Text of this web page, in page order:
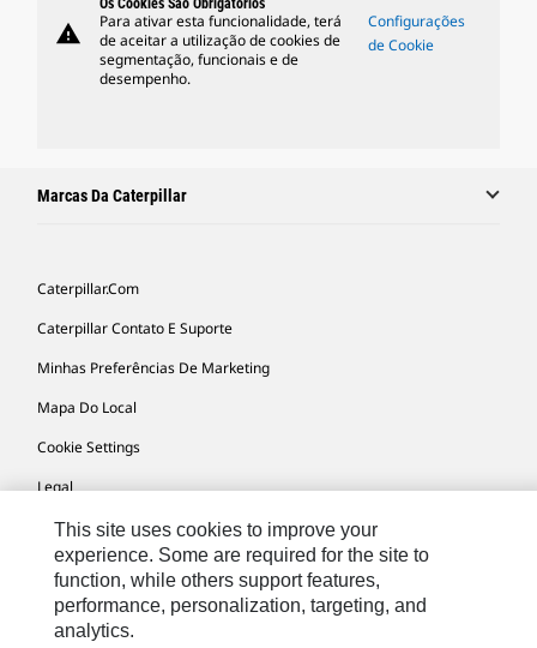
warning
Os Cookies São Obrigatórios
Para ativar esta funcionalidade, terá
de aceitar a utilização de cookies de
segmentação, funcionais e de
desempenho.
Configurações
de Cookie
Marcas Da Caterpillar
Caterpillar.com
Caterpillar Contato E Suporte
Minhas Preferências De Marketing
Mapa Do Local
Cookie Settings
Legal
Privacidade
South America -
Portuguese
© 2026 Caterpillar. Todos os direitos
This site uses cookies to improve your
experience. Some are required for the site to
function, while others support features,
performance, personalization, targeting, and
analytics.